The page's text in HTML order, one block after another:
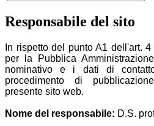
Responsabile del sito
In rispetto del punto A1 dell'art.
per la Pubblica
nominativo e i dati di
procedimento di
presente sito web.
Nome del responsabile: D.S.